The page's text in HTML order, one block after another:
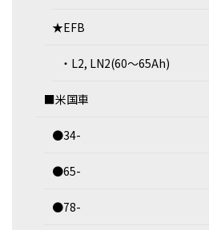
★EFB
・L2, LN2(60～65Ah)
■米国車
●34-
●65-
●78-